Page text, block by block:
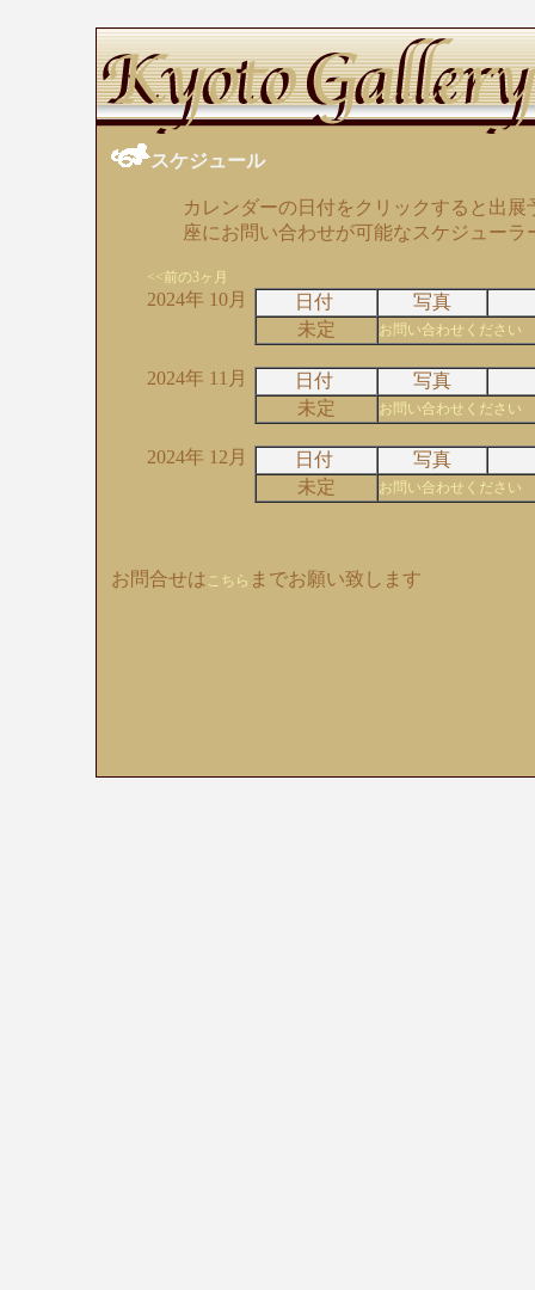
スケジュール
カレンダーの日付をクリックすると出
座にお問い合わせが可能なスケジュー
<<前の3ヶ月
2024年 10月 日付
写真
未定
お問い合わせください
2024年 11月 日付
写真
未定
お問い合わせください
2024年 12月 日付
写真
未定
お問い合わせください
お問合せは こちら までお願い致します